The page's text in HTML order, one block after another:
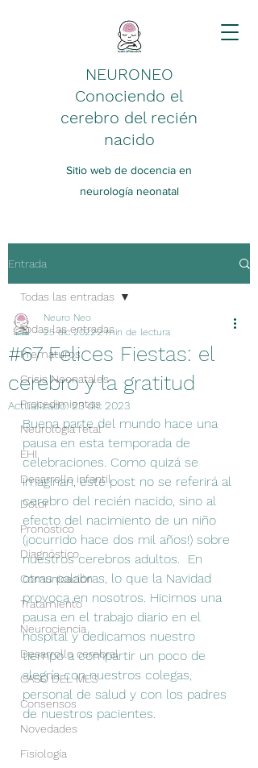
NEURONEO
Conociendo el
cerebro del recién
nacido
Sitio web de docencia en
neurología neonatal
Entrada
Todas las entradas
Prematuros
Crisis Neonatales
Procedimientos
Neurología fetal
EHI
Desarrollo infantil
Dolor
Pronóstico
Diagnóstico
Comunicación
Tratamiento
Neurociencia
Desarrollo cerebral
CASO DEL MES
Consensos
Novedades
Fisiología
Todas las entradas
#67 Felices Fiestas: el
cerebro y la gratitud
Neuro Neo
25 dic 20222 min de lectura
Actualizado:23 dic 2023
Buena parte del mundo hace una
pausa en esta temporada de
celebraciones. Como quizá se
imaginan, este post no se referirá al
cerebro del recién nacido, sino al
efecto del nacimiento de un niño
(¡ocurrido hace dos mil años!) sobre
nuestros cerebros adultos.  En
otras palabras, lo que la Navidad
provoca en nosotros. Hicimos una
pausa en el trabajo diario en el
hospital y dedicamos nuestro
tiempo a compartir un poco de
alegría con nuestros colegas,
personal de salud y con los padres
de nuestros pacientes.